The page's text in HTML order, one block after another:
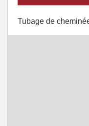
Tubage de